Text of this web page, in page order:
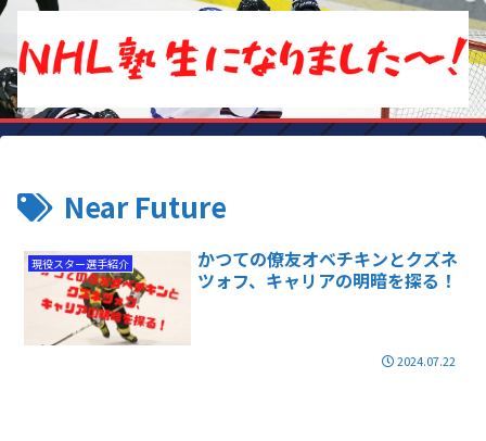
Near Future
現役スター選手紹介
かつての僚友オベチキンとクズネ
ツォフ、キャリアの明暗を探る！
2024.07.22